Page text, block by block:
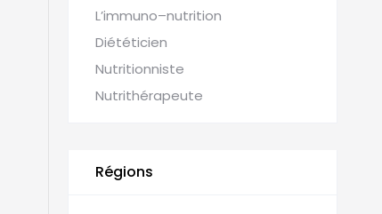
L’immuno–nutrition
Diététicien
Nutritionniste
Nutrithérapeute
Régions